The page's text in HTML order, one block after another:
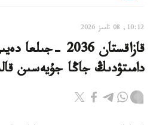
10:12, 08 تامىز 2026
قازاقستان 2036 -
دامىتۋدىڭ جاڭا جۇيەسىن